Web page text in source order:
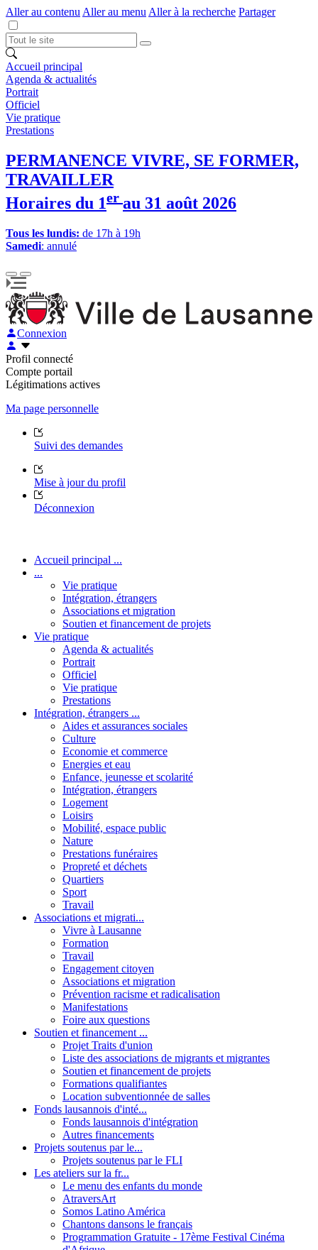
Aller au contenu Aller au menu Aller à la recherche Partager
Accueil principal
Agenda & actualités
Portrait
Officiel
Vie pratique
Prestations
PERMANENCE VIVRE, SE FORMER,
TRAVAILLER
Horaires du 1er au 31 août 2026
Tous les lundis: de 17h à 19h
Samedi: annulé
Connexion
Profil connecté
Compte portail
Légitimations actives
Ma page personnelle
Suivi des demandes
Mise à jour du profil
Déconnexion
Accueil principal ...
...
Vie pratique
Intégration, étrangers
Associations et migration
Soutien et financement de projets
Vie pratique
Agenda & actualités
Portrait
Officiel
Vie pratique
Prestations
Intégration, étrangers ...
Aides et assurances sociales
Culture
Economie et commerce
Energies et eau
Enfance, jeunesse et scolarité
Intégration, étrangers
Logement
Loisirs
Mobilité, espace public
Nature
Prestations funéraires
Propreté et déchets
Quartiers
Sport
Travail
Associations et migrati...
Vivre à Lausanne
Formation
Travail
Engagement citoyen
Associations et migration
Prévention racisme et radicalisation
Manifestations
Foire aux questions
Soutien et financement ...
Projet Traits d'union
Liste des associations de migrants et migrantes
Soutien et financement de projets
Formations qualifiantes
Location subventionnée de salles
Fonds lausannois d'inté...
Fonds lausannois d'intégration
Autres financements
Projets soutenus par le...
Projets soutenus par le FLI
Les ateliers sur la fr...
Le menu des enfants du monde
AtraversArt
Somos Latino América
Chantons dansons le français
Programmation Gratuite - 17ème Festival Cinéma